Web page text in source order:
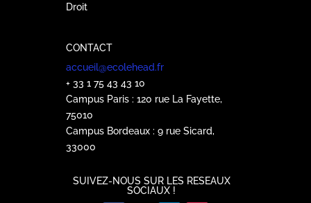
Droit
CONTACT
accueil@ecolehead.fr
+ 33 1 75 43 43 10
Campus Paris : 120 rue La Fayette,
75010
Campus Bordeaux : 9 rue Sicard,
33000
SUIVEZ-NOUS SUR LES RESEAUX
SOCIAUX !